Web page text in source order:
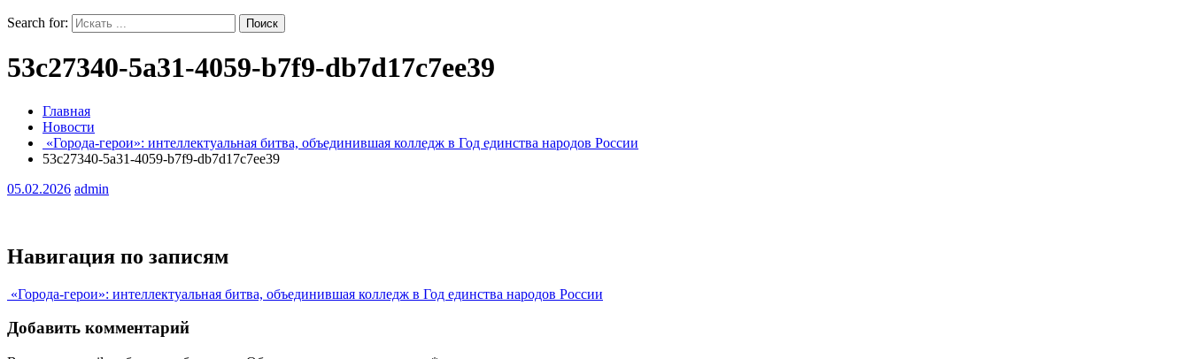
Search for:
53c27340-5a31-4059-b7f9-db7d17c7ee39
Главная
Новости
«Города-герои»: интеллектуальная битва, объединившая колледж в Год единства народов России
53c27340-5a31-4059-b7f9-db7d17c7ee39
05.02.2026 admin
Навигация по записям
«Города-герои»: интеллектуальная битва, объединившая колледж в Год единства народов России
Добавить комментарий